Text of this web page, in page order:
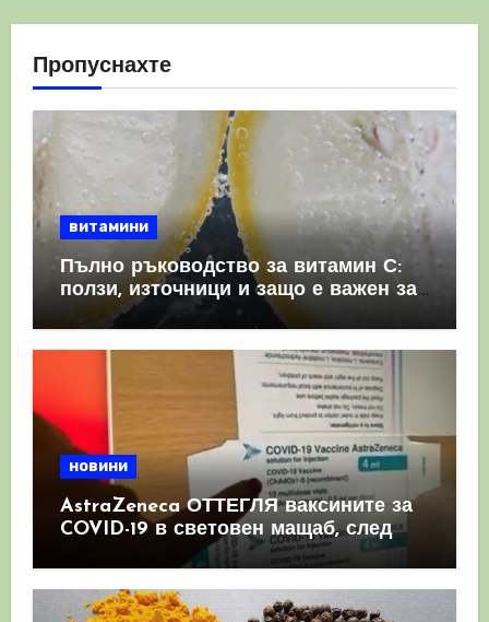
Пропуснахте
витамини
Пълно ръководство за витамин С:
ползи, източници и защо е важен за
имунната система
новини
AstraZeneca ОТТЕГЛЯ ваксините за
COVID-19 в световен мащаб, след
като призна, че те причиняват